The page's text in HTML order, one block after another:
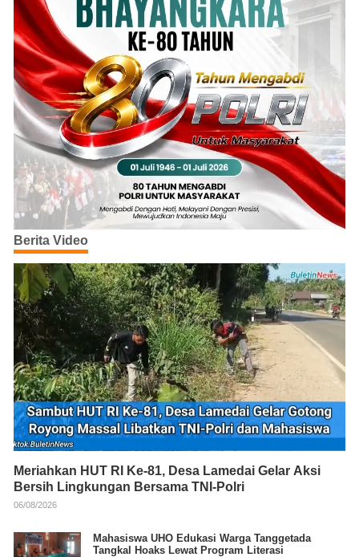
Berita Video
Meriahkan HUT RI Ke-81, Desa Lamedai Gelar Aksi
Bersih Lingkungan Bersama TNI-Polri
06/08/2026
Mahasiswa UHO Edukasi Warga Tanggetada
Tangkal Hoaks Lewat Program Literasi